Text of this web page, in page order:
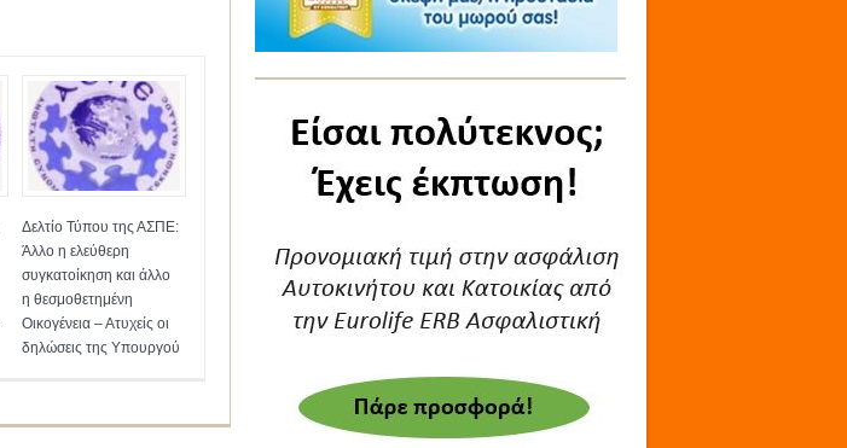
Δελτίο Τύπου της ΑΣΠΕ:
Άλλο η ελεύθερη
συγκατοίκηση και άλλο
η θεσμοθετημένη
Οικογένεια – Ατυχείς οι
δηλώσεις της Υπουργού